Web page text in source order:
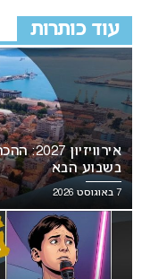
עוד כותרות
בשבוע הבא
7 באוגוסט 2026